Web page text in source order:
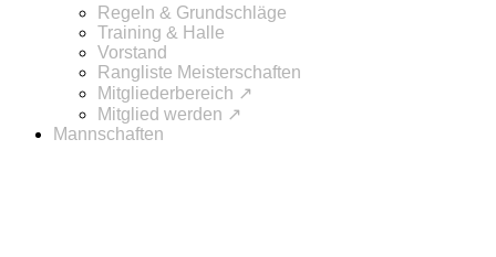
Regeln & Grundschläge
Training & Halle
Vorstand
Rangliste Meisterschaften
Mitgliederbereich ↗
Mitglied werden ↗
Mannschaften